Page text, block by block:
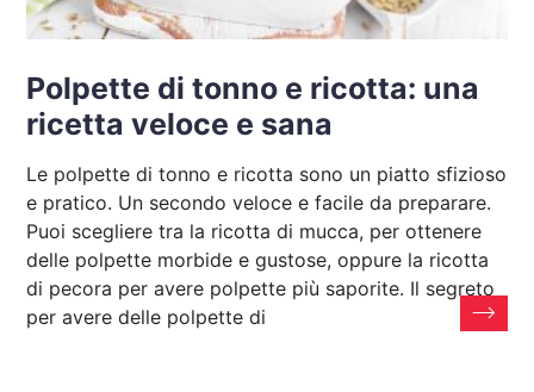
Polpette di tonno e ricotta: una
ricetta veloce e sana
Le polpette di tonno e ricotta sono un piatto sfizioso
e pratico. Un secondo veloce e facile da preparare.
Puoi scegliere tra la ricotta di mucca, per ottenere
delle polpette morbide e gustose, oppure la ricotta
di pecora per avere polpette più saporite. Il segreto
per avere delle polpette di